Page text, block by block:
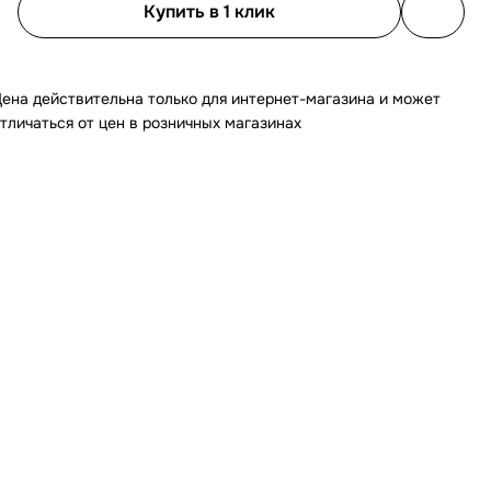
Купить в 1 клик
действительна только для интернет-магазина и может
от цен в розничных магазинах